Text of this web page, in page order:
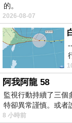
上網找了很多
評論跟比價的
它真的很不錯!!
而且在網路上
賞期，不
貴!
的。
2026-08-07
阿我阿龍 58
監視行動持續了三個
特卻異常謹慎。或者
8 小時前